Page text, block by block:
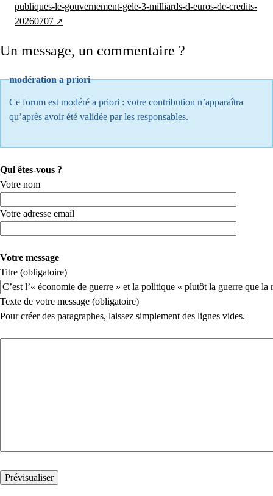
publiques-le-gouvernement-gele-3-milliards-d-euros-de-credits-
20260707
Un message, un commentaire ?
modération a priori
Ce forum est modéré a priori : votre contribution n’apparaîtra
qu’après avoir été validée par les responsables.
Qui êtes-vous ?
Votre nom
Votre adresse email
Votre message
Titre (obligatoire)
Texte de votre message (obligatoire)
Pour créer des paragraphes, laissez simplement des lignes vides.